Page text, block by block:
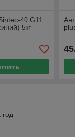
40 G11
5кг
год